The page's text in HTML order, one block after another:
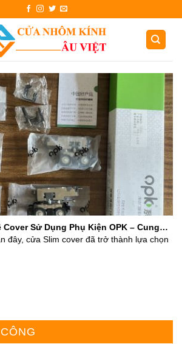
Cover Sử Dụng Phụ Kiện OPK – Cung
Rẻ Hà Nội
đây, cửa Slim cover đã trở thành lựa chọn